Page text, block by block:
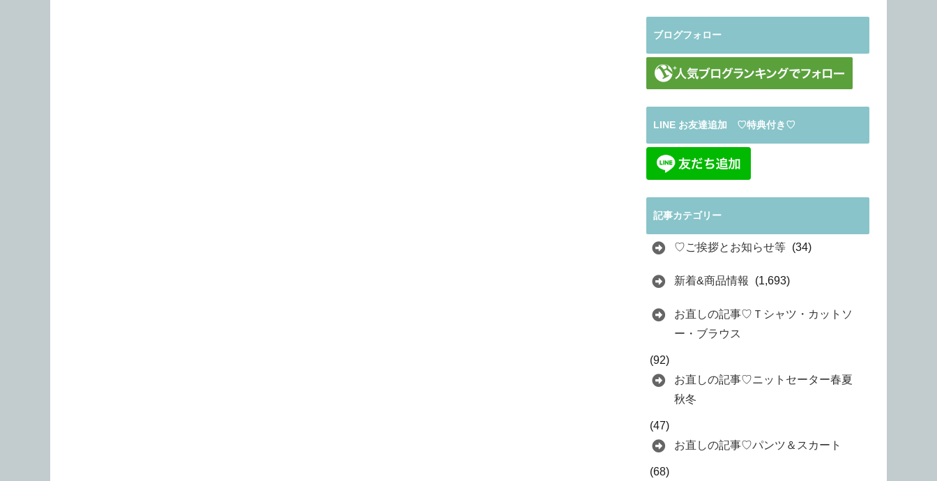
ブログフォロー
LINE お友達追加 ♡特典付き♡
記事カテゴリー
♡ご挨拶とお知らせ等 (34)
新着&商品情報 (1,693)
お直しの記事♡Ｔシャツ・カットソ
ー・ブラウス
(92)
お直しの記事♡ニットセーター春夏
秋冬
(47)
お直しの記事♡パンツ＆スカート
(68)